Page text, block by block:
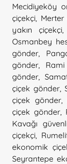
Mecidiyeköy
çiçekçi
yakın çiçekçi
Osmanbey
gönder
gönder
gönder
çiçek gönder ,
çiçek gönder,
çiçek gönder,
Kavağı
çiçekçi
ekonomik
Seyrantepe